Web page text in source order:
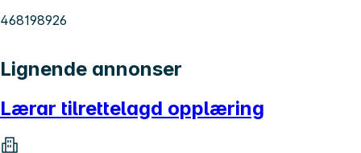
468198926
Lignende annonser
Lærar tilrettelagd opplæring